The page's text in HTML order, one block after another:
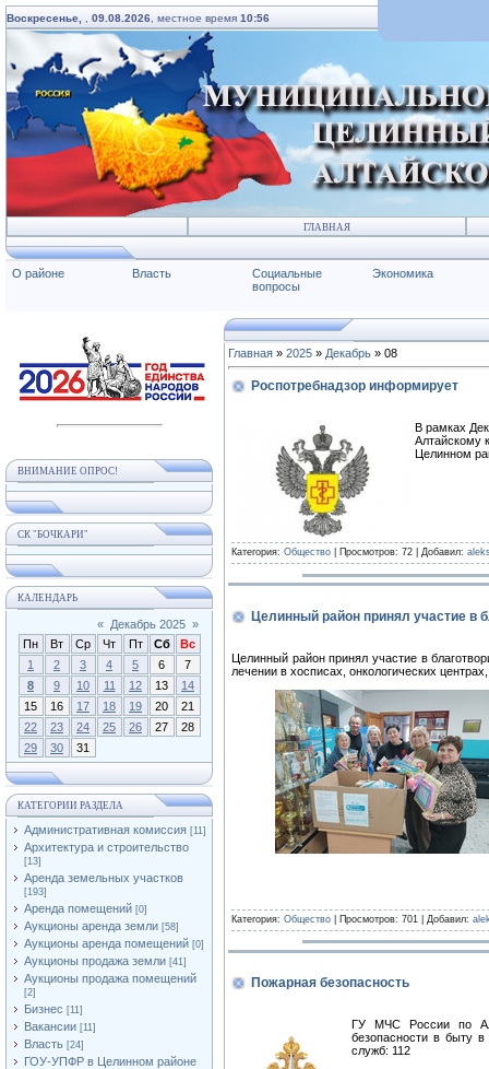
Воскресенье, 09.08.2026 , местное время 10:56
ГЛАВНАЯ
О районе Власть
Социальные
вопросы
Экономика
ВНИМАНИЕ ОПРОС!
СК "БОЧКАРИ"
КАЛЕНДАРЬ
« Декабрь 2025 »
Пн
Вт Ср Чт Пт Сб
Вс
1
2 3 4 5 6
7
8
9 10 11 12 13
14
15
16 17 18 19 20
21
22
23 24 25 26 27
28
29
30 31
КАТЕГОРИИ РАЗДЕЛА
Административная комиссия [11]
Архитектура и строительство
[13]
Аренда земельных участков
[193]
Аренда помещений [0]
Аукционы аренда земли [58]
Аукционы аренда помещений [0]
Аукционы продажа земли [41]
Аукционы продажа помещений
[2]
Бизнес [11]
Вакансии [11]
Власть [24]
ГОУ-УПФР в Целинном районе
Главная » 2025 » Декабрь » 08
Роспотребнадзор информирует
В рамках
Алтайскому
Целинном
Категория: Общество | Просмотров: 72 | Добавил:
Целинный район принял участие в
Целинный район принял участие в
лечении в хосписах, онкологических
Категория: Общество | Просмотров: 701 | Добавил:
Пожарная безопасность
ГУ МЧС России по
безопасности в быту
служб: 112